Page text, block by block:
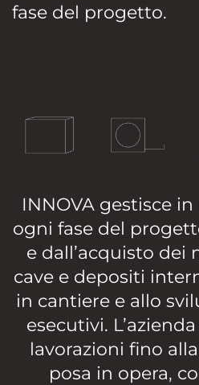
fase del progetto.
INNOVA gestisce
ogni fase del
e dall’acquisto dei
cave e depositi
in cantiere e allo
esecutivi.
lavorazioni fino
posa in opera,